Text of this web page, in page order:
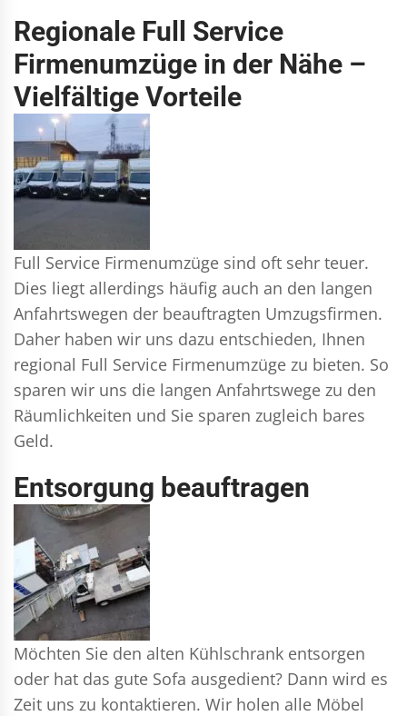
Regionale Full Service
Firmenumzüge in der Nähe –
Vielfältige Vorteile
Full Service Firmenumzüge sind oft sehr teuer.
Dies liegt allerdings häufig auch an den langen
Anfahrtswegen der beauftragten Umzugsfirmen.
Daher haben wir uns dazu entschieden, Ihnen
regional Full Service Firmenumzüge zu bieten. So
sparen wir uns die langen Anfahrtswege zu den
Räumlichkeiten und Sie sparen zugleich bares
Geld.
Entsorgung beauftragen
Möchten Sie den alten Kühlschrank entsorgen
oder hat das gute Sofa ausgedient? Dann wird es
Zeit uns zu kontaktieren. Wir holen alle Möbel